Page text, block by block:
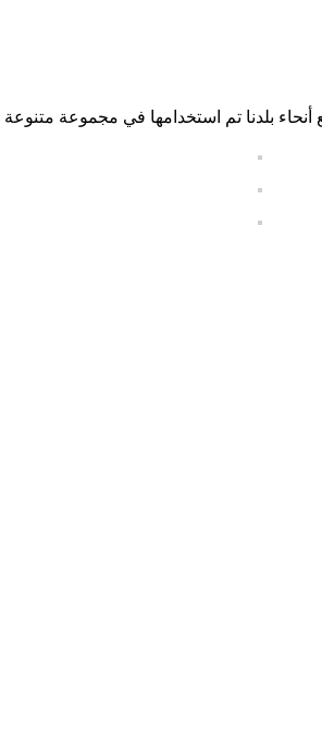
أنحاء بلدنا تم استخدامها في مجموعة